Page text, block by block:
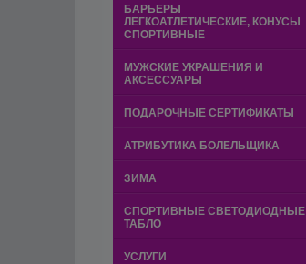
БАРЬЕРЫ
ЛЕГКОАТЛЕТИЧЕСКИЕ, КОНУСЫ
СПОРТИВНЫЕ
МУЖСКИЕ УКРАШЕНИЯ И
АКСЕССУАРЫ
ПОДАРОЧНЫЕ СЕРТИФИКАТЫ
АТРИБУТИКА БОЛЕЛЬЩИКА
ЗИМА
СПОРТИВНЫЕ СВЕТОДИОДНЫЕ
ТАБЛО
УСЛУГИ